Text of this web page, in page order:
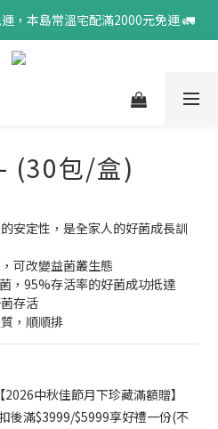
，本島常溫宅配滿2000元免運 🚛
(30包/盒)
安定性，是全家人的好菌成長訓
可改變益菌叢生態
，95%存活率的好菌成功抵達
存活
，順順排
中秋佳節月下珍藏滿額贈】
後滿$3999/$5999享好禮一份(不